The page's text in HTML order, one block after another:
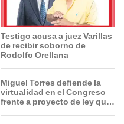
Testigo acusa a juez Varillas
de recibir soborno de
Rodolfo Orellana
Miguel Torres defiende la
virtualidad en el Congreso
frente a proyecto de ley que